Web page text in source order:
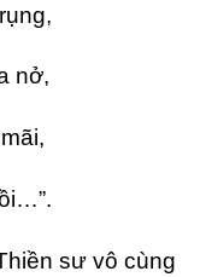
nở,
sư vô cùng